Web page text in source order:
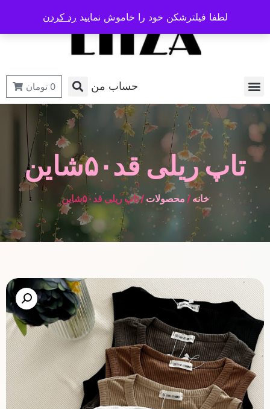
حساب من 0 تومان
تاپ ریلی قد۵۰شاین
خانه / محصولات / تاپ ریلی قد۵۰شاین
لطفا فیلترشکن خود را خاموش نمایید رد کردن